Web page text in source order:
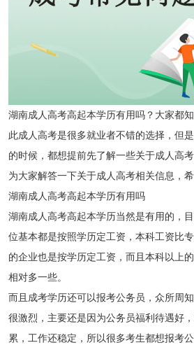
湖南成人高考高起本学历有用吗？大家都
此成人高考是很多就业者不错的选择，但
的时候，都想提前先了解一些关于成人高
为大家解答一下关于成人高考相关信息，
湖南成人高考高起本学历有用吗
湖南成人高考高起本学历当然是有用的，
位基本都是按照学历定工资，本科工资比
的企业也是按学历定工资，而且本科以上
相对多一些。
而且成考学历还可以报考公务员，众所周
很激烈，主要还是因为公务员福利待遇好
累，工作还稳定，所以很多考生都想报考